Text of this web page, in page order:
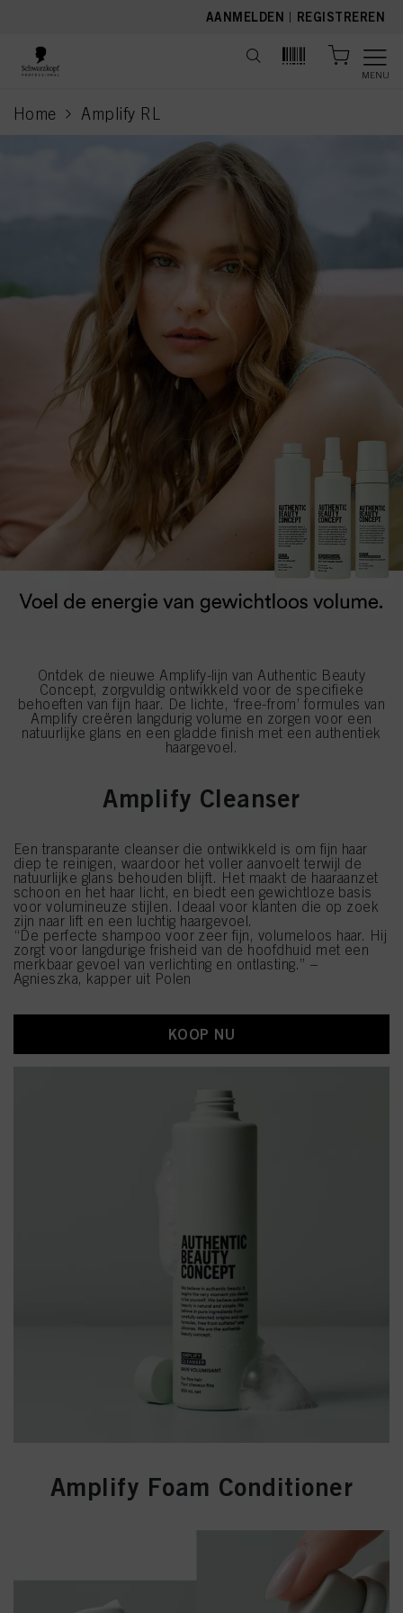
AANMELDEN | REGISTREREN
MENU
Home Amplify RL
current page
Ontdek de nieuwe Amplify-lijn van Authentic Beauty
Concept, zorgvuldig ontwikkeld voor de specifieke
behoeften van fijn haar. De lichte, ‘free-from’ formules van
Amplify creëren langdurig volume en zorgen voor een
natuurlijke glans en een gladde finish met een authentiek
haargevoel.
Amplify Cleanser
Een transparante cleanser die ontwikkeld is om fijn haar
diep te reinigen, waardoor het voller aanvoelt terwijl de
natuurlijke glans behouden blijft. Het maakt de haaraanzet
schoon en het haar licht, en biedt een gewichtloze basis
voor volumineuze stijlen. Ideaal voor klanten die op zoek
zijn naar lift en een luchtig haargevoel.
“De perfecte shampoo voor zeer fijn, volumeloos haar. Hij
zorgt voor langdurige frisheid van de hoofdhuid met een
merkbaar gevoel van verlichting en ontlasting.” –
Agnieszka, kapper uit Polen
KOOP NU
Amplify Foam Conditioner